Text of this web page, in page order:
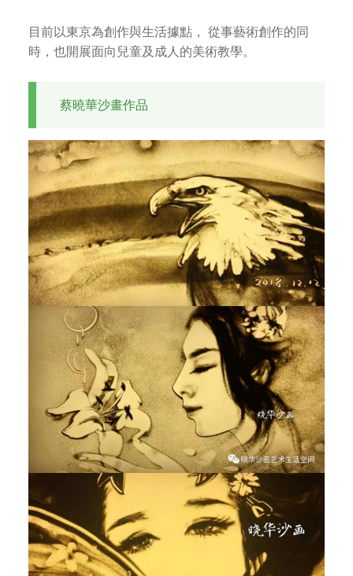
目前以東京為創作與生活據點， 從事藝術創作的同
時，也開展面向兒童及成人的美術教學。
蔡曉華沙畫作品